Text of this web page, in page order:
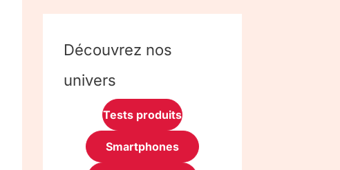
Découvrez nos
univers
Tests produits
Smartphones